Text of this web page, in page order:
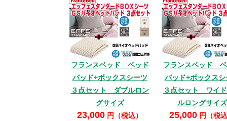
フランスベッド ベッド
パッド+ボックスシーツ
３点セット ダブルロン
グサイズ
23,000 円（税込）
フランスベッド
パッド+ボックスシ
３点セット ワイ
ルロングサイズ
25,000 円（税